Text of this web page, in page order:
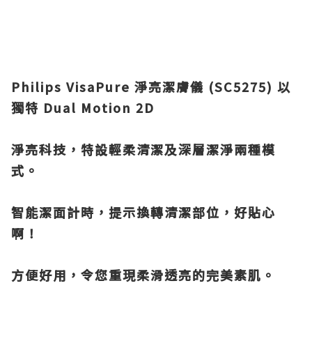
Philips VisaPure 淨亮潔膚儀 (SC5275) 以
獨特 Dual Motion 2D
淨亮科技，特設輕柔清潔及深層潔淨兩種模
式。
智能潔面計時，提示換轉清潔部位，好貼心
啊！
方便好用，令您重現柔滑透亮的完美素肌 。